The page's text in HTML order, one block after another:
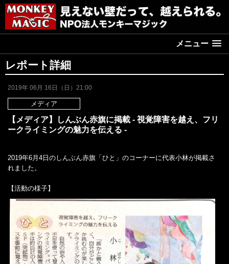
メニュー
レポート詳細
2019年 06月 16日（日）21:00
メディア
【メディア】しんぶん赤旗に掲載 - 視覚障害を越え、フリ
ークライミングの魅力を伝える -
2019年6 月 4 日のしんぶん赤旗「ひと」のコーナーに代表小林が掲載さ
れました。
【活動の様子】